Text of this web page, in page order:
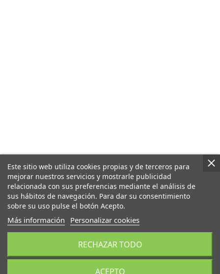
Este sitio web utiliza cookies propias y de terceros para
mejorar nuestros servicios y mostrarle publicidad
relacionada con sus preferencias mediante el análisis de
sus hábitos de navegación. Para dar su consentimiento
sobre su uso pulse el botón Acepto.
Más información Personalizar cookies
RECHAZAR TODO
ACEPTO